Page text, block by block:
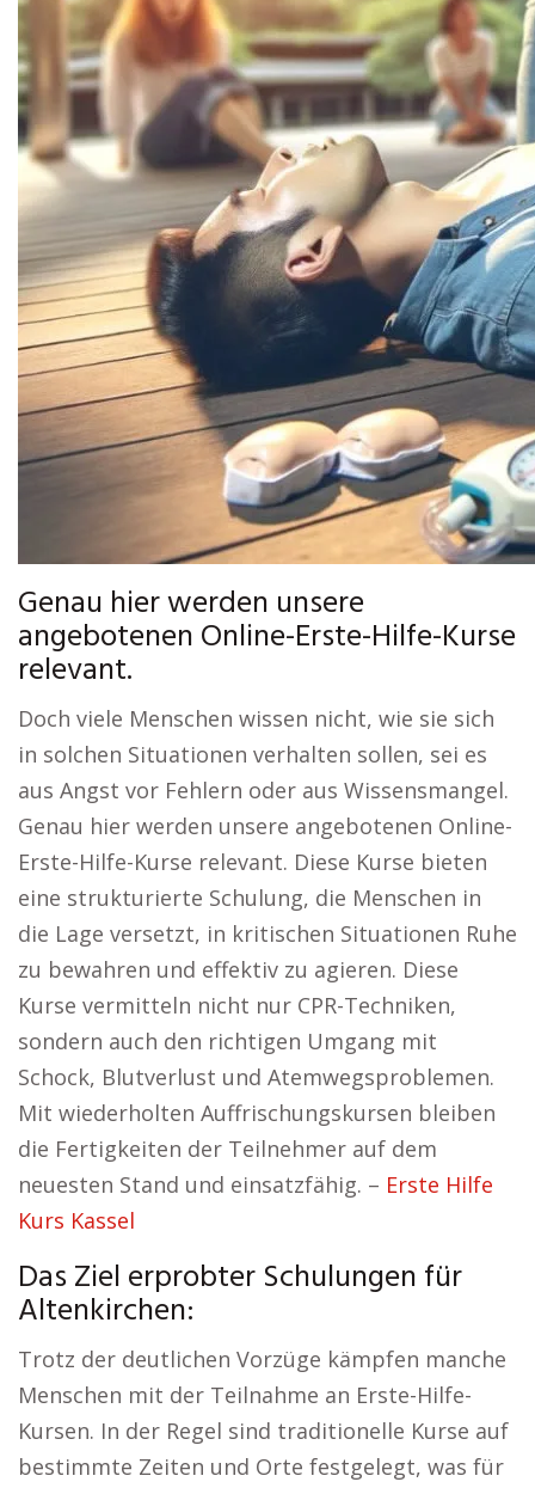
Genau hier werden unsere
angebotenen Online-Erste-Hilfe-Kurse
relevant.
Doch viele Menschen wissen nicht, wie sie sich
in solchen Situationen verhalten sollen, sei es
aus Angst vor Fehlern oder aus Wissensmangel.
Genau hier werden unsere angebotenen Online-
Erste-Hilfe-Kurse relevant. Diese Kurse bieten
eine strukturierte Schulung, die Menschen in
die Lage versetzt, in kritischen Situationen Ruhe
zu bewahren und effektiv zu agieren. Diese
Kurse vermitteln nicht nur CPR-Techniken,
sondern auch den richtigen Umgang mit
Schock, Blutverlust und Atemwegsproblemen.
Mit wiederholten Auffrischungskursen bleiben
die Fertigkeiten der Teilnehmer auf dem
neuesten Stand und einsatzfähig. – Erste Hilfe
Kurs Kassel
Das Ziel erprobter Schulungen für
Altenkirchen:
Trotz der deutlichen Vorzüge kämpfen manche
Menschen mit der Teilnahme an Erste-Hilfe-
Kursen. In der Regel sind traditionelle Kurse auf
bestimmte Zeiten und Orte festgelegt, was für